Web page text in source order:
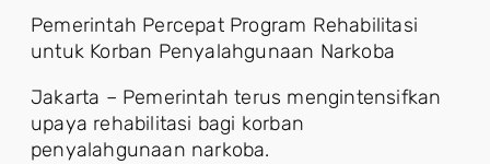
Pemerintah Percepat Program Rehabilitasi
untuk Korban Penyalahgunaan Narkoba
Jakarta – Pemerintah terus mengintensifkan
upaya rehabilitasi bagi korban
penyalahgunaan narkoba.